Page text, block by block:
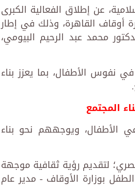
عن إطلاق الفعالية الكبرى
أوقاف القاهرة، وذلك في إطار
محمد عبد الرحيم البيومي،
نفوس الأطفال، بما يعزز بناء
المجتمع
الأطفال، ويوجههم نحو بناء
لتقديم رؤية ثقافية موجهة
بوزارة الأوقاف - مدير عام